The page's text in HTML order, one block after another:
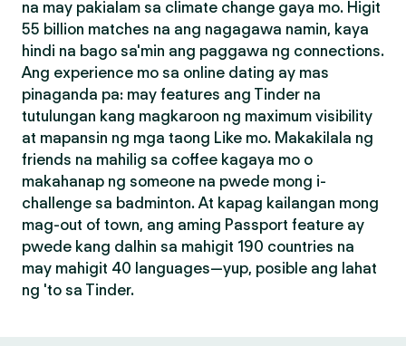
na may pakialam sa climate change gaya mo. Higit
55 billion matches na ang nagagawa namin, kaya
hindi na bago sa'min ang paggawa ng connections.
Ang experience mo sa online dating ay mas
pinaganda pa: may features ang Tinder na
tutulungan kang magkaroon ng maximum visibility
at mapansin ng mga taong Like mo. Makakilala ng
friends na mahilig sa coffee kagaya mo o
makahanap ng someone na pwede mong i-
challenge sa badminton. At kapag kailangan mong
mag-out of town, ang aming Passport feature ay
pwede kang dalhin sa mahigit 190 countries na
may mahigit 40 languages—yup, posible ang lahat
ng 'to sa Tinder.